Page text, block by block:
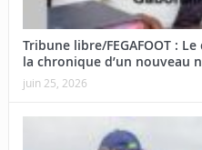
Tribune libre/FEGAFOOT :
la chronique d’un nouveau
juin 25, 2026